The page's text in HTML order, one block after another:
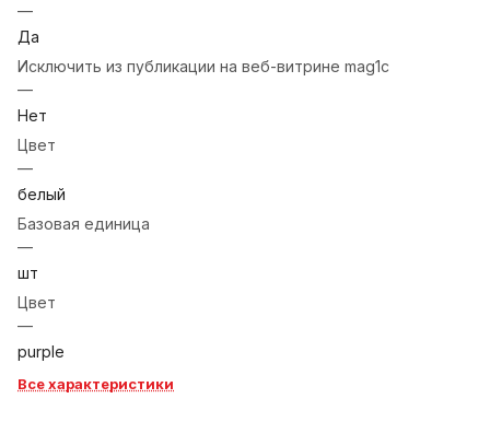
—
Да
Исключить из публикации на веб-витрине mag1c
—
Нет
Цвет
—
белый
Базовая единица
—
шт
Цвет
—
purple
Все характеристики